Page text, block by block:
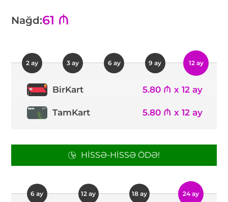
Nağd:61 ₼
2 ay 3 ay 6 ay 9 ay 12 ay
BirKart 5.80 ₼ x 12 ay
TamKart 5.80 ₼ x 12 ay
HISSƏ-HISSƏ ÖDƏ!
6 ay 12 ay 18 ay 24 ay